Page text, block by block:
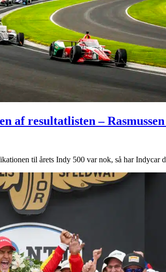
af resultatlisten –
til årets Indy 500 var nok, så har Indycar